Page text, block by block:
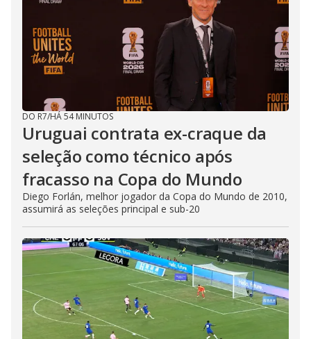
DO R7/HÁ 54 MINUTOS
Uruguai contrata ex-craque da
seleção como técnico após
fracasso na Copa do Mundo
Diego Forlán, melhor jogador da Copa do Mundo de 2010,
assumirá as seleções principal e sub-20